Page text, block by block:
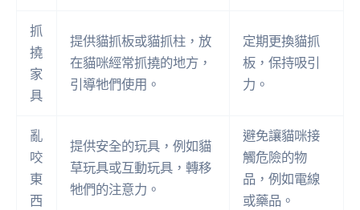
抓
撓
家
具
提供貓抓板或貓抓柱，放
在貓咪經常抓撓的地方，
引導牠們使用。
定期更換貓抓
板，保持吸引
力。
亂
咬
東
西
提供安全的玩具，例如貓
草玩具或互動玩具，轉移
牠們的注意力。
避免讓貓咪接
觸危險的物
品，例如電線
或藥品。